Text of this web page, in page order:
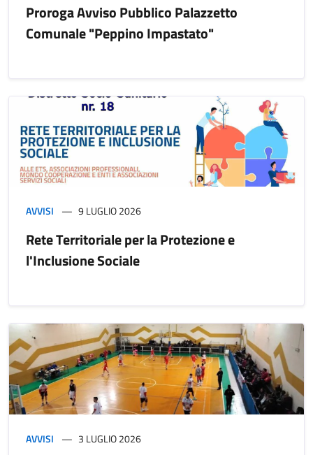
Proroga Avviso Pubblico Palazzetto
Comunale "Peppino Impastato"
AVVISI 9 LUGLIO 2026
Rete Territoriale per la Protezione e
l'Inclusione Sociale
AVVISI 3 LUGLIO 2026